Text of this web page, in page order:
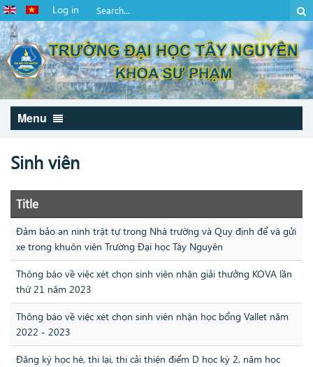
Log in
Menu
Sinh viên
Title
Đảm bảo an ninh trật tự trong Nhà trường và Quy định để và gửi
xe trong khuôn viên Trường Đại học Tây Nguyên
Thông báo về việc xét chọn sinh viên nhận giải thưởng KOVA lần
thứ 21 năm 2023
Thông báo về việc xét chọn sinh viên nhận học bổng Vallet năm
2022 - 2023
Đăng ký học hè, thi lại, thi cải thiện điểm D học kỳ 2, năm học